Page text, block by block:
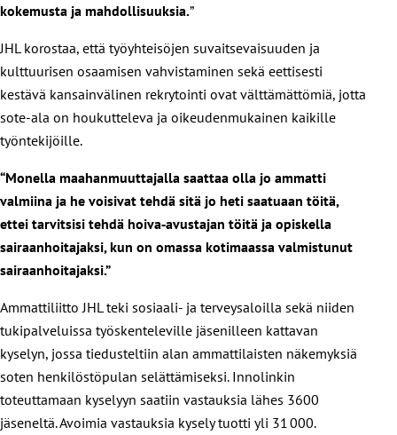
kokemusta ja mahdollisuuksia.”
JHL korostaa, että työyhteisöjen suvaitsevaisuuden ja
kulttuurisen osaamisen vahvistaminen sekä eettisesti
kestävä kansainvälinen rekrytointi ovat välttämättömiä, jotta
sote-ala on houkutteleva ja oikeudenmukainen kaikille
työntekijöille.
“Monella maahanmuuttajalla saattaa olla jo ammatti
valmiina ja he voisivat tehdä sitä jo heti saatuaan töitä,
ettei tarvitsisi tehdä hoiva‑avustajan töitä ja opiskella
sairaanhoitajaksi, kun on omassa kotimaassa valmistunut
sairaanhoitajaksi.”
Ammattiliitto JHL teki sosiaali- ja terveysaloilla sekä niiden
tukipalveluissa työskenteleville jäsenilleen kattavan
kyselyn, jossa tiedusteltiin alan ammattilaisten näkemyksiä
soten henkilöstöpulan selättämiseksi. Innolinkin
toteuttamaan kyselyyn saatiin vastauksia lähes 3600
jäseneltä. Avoimia vastauksia kysely tuotti yli 31 000.